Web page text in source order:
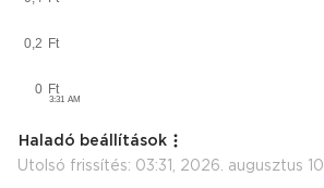
Haladó beállítások
Utolsó frissítés: 03:31, 2026. augusztus 10.